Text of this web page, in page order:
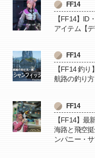
FF14
【FF14】ID
アイテム【デ
FF14
【FF14 釣
航路の釣り
FF14
【FF14】最
海路と飛空
ンパニー・